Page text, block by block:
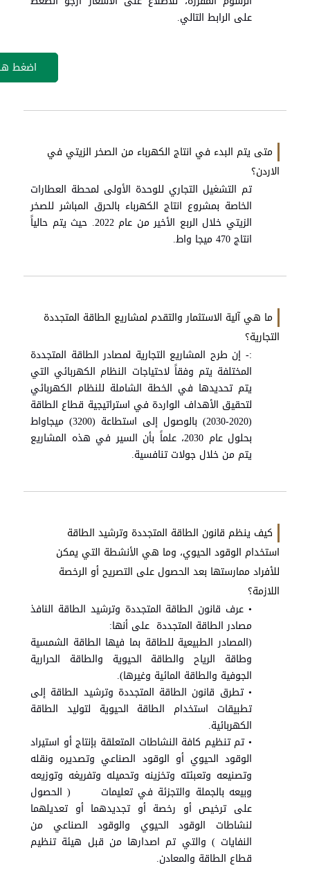
على الرابط التالي.
اضغط هنا
متى يتم البدء في انتاج الكهرباء من الصخر الزيتي في
الاردن؟
تم التشغيل التجاري للوحدة الأولى لمحطة العطارات
الخاصة بمشروع انتاج الكهرباء بالحرق المباشر للصخر
الزيتي خلال الربع الأخير من عام 2022. حيث يتم حالياً
ما هي آلية الاستثمار والتقدم لمشاريع الطاقة المتجددة
التجارية؟
:- إن طرح المشاريع التجارية لمصادر الطاقة المتجددة
المختلفة يتم وفقاً لاحتياجات النظام الكهربائي التي
يتم تحديدها في الخطة الشاملة للنظام الكهربائي
لتحقيق الأهداف الواردة في استراتيجية قطاع الطاقة
(2020-2030) بالوصول إلى استطاعة (3200) ميجاواط
بحلول عام 2030، علماً بأن السير في هذه المشاريع
يتم من خلال جولات تنافسية.
كيف ينظم قانون الطاقة المتجددة وترشيد الطاقة
استخدام الوقود الحيوي، وما هي الأنشطة التي يمكن
للأفراد ممارستها بعد الحصول على التصريح أو الرخصة
اللازمة؟
• عرف قانون الطاقة المتجددة وترشيد الطاقة النافذ
مصادر الطاقة المتجددة على أنها:
(المصادر الطبيعية للطاقة بما فيها الطاقة الشمسية
وطاقة الرياح والطاقة الحيوية والطاقة الحرارية
الجوفية والطاقة المائية وغيرها).
• تطرق قانون الطاقة المتجددة وترشيد الطاقة إلى
تطبيقات استخدام الطاقة الحيوية لتوليد الطاقة
الكهربائية.
• تم تنظيم كافة النشاطات المتعلقة بإنتاج أو استيراد
الوقود الحيوي أو الوقود الصناعي وتصديره ونقله
وتصنيعه وتعبئته وتخزينه وتحميله وتفريغه وتوزيعه
وبيعه بالجملة والتجزئة في تعليمات ( الحصول
على ترخيص أو رخصة أو تجديدهما أو تعديلهما
لنشاطات الوقود الحيوي والوقود الصناعي من
النفايات ) والتي تم اصدارها من قبل هيئة تنظيم
قطاع الطاقة والمعادن.